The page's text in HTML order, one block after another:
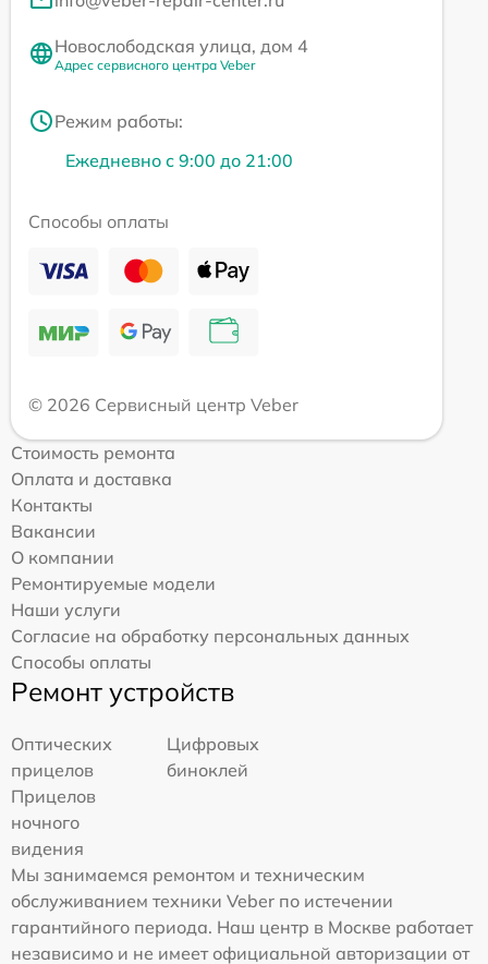
Новослободская улица, дом 4
Адрес сервисного центра Veber
Режим работы:
Ежедневно с 9:00 до 21:00
Способы оплаты
© 2026 Сервисный центр Veber
Стоимость ремонта
Оплата и доставка
Контакты
Вакансии
О компании
Ремонтируемые модели
Наши услуги
Согласие на обработку персональных данных
Способы оплаты
Ремонт устройств
Оптических
прицелов
Цифровых
биноклей
Прицелов
ночного
видения
Мы занимаемся ремонтом и техническим
обслуживанием техники Veber по истечении
гарантийного периода. Наш центр в Москве работает
независимо и не имеет официальной авторизации от